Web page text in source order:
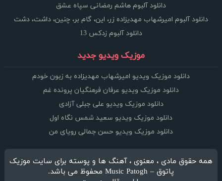
دانلود آلبوم هاشم رمضانی سپاه عشق
دانلود آلبوم امیرشهاب مهدیزاده زر، این، گام بر، چنین، داشت، دشت
دانلود آلبوم زدکس 13
موزیک ویدیو جدید
دانلود موزیک ویدیو امیرشهاب مهدیزاده به زبون خودم
دانلود موزیک ویدیو عرفان فرهنگیان پرونده غم
دانلود موزیک ویدیو علی جبلی آزادی
دانلود موزیک ویدیو سعید شمس نگاه اول
دانلود موزیک ویدیو حسن جمالی رویای من
همه حقوق مادی ، معنوی ، آهنگ ها و پوسته برای سایت موزیک
پاتوق – Music Patogh محفوظ می باشد.